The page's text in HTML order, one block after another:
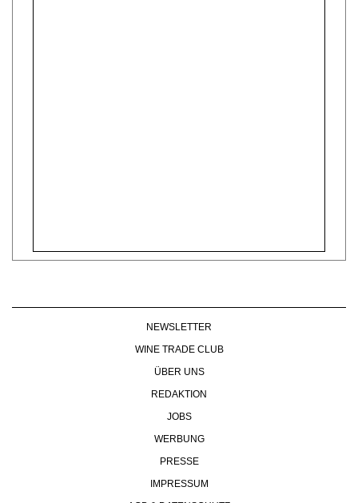
NEWSLETTER
WINE TRADE CLUB
ÜBER UNS
REDAKTION
JOBS
WERBUNG
PRESSE
IMPRESSUM